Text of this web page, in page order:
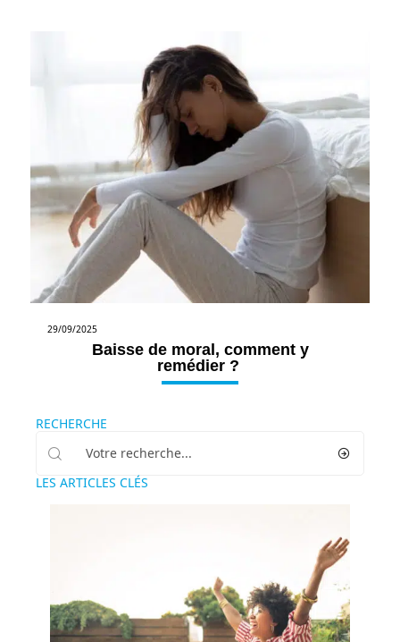
29/09/2025
Baisse de moral, comment y
remédier ?
RECHERCHE
LES ARTICLES CLÉS